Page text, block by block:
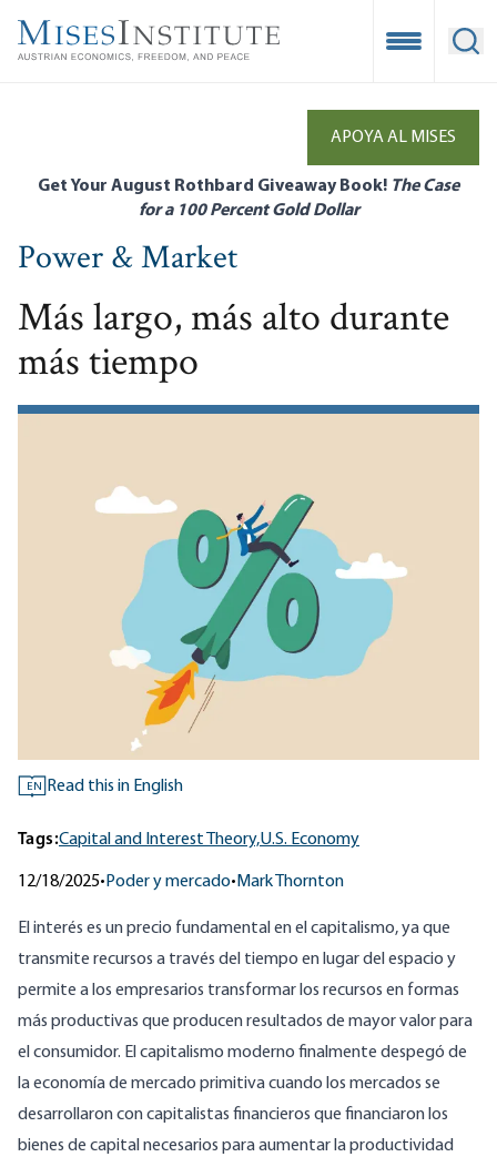
main
Open
APOYA AL MISES
Get Your August Rothbard Giveaway Book! The Case
for a 100 Percent Gold Dollar
Power & Market
Más largo, más alto durante
más tiempo
EN Read this in English
Tags:Capital and Interest Theory,U.S. Economy
12/18/2025• Poder y mercado• Mark Thornton
El interés es un precio fundamental en el capitalismo, ya que
transmite recursos a través del tiempo en lugar del espacio y
permite a los empresarios transformar los recursos en formas
más productivas que producen resultados de mayor valor para
el consumidor. El capitalismo moderno finalmente despegó de
la economía de mercado primitiva cuando los mercados se
desarrollaron con capitalistas financieros que financiaron los
bienes de capital necesarios para aumentar la productividad